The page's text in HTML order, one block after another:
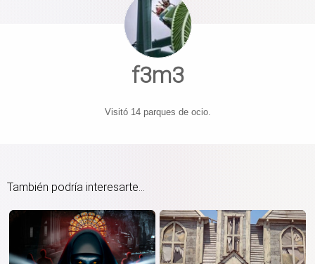
f3m3
Visitó 14 parques de ocio.
También podría interesarte...